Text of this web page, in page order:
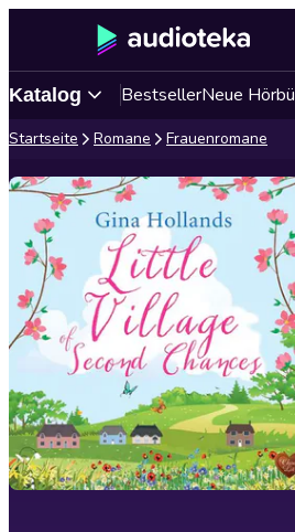
Katalog BestsellerNeue
Startseite Romane Frauenromane